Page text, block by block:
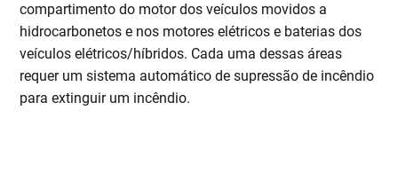
compartimento do motor dos veículos movidos a
hidrocarbonetos e nos motores elétricos e baterias dos
veículos elétricos/híbridos. Cada uma dessas áreas
requer um sistema automático de supressão de incêndio
para extinguir um incêndio.